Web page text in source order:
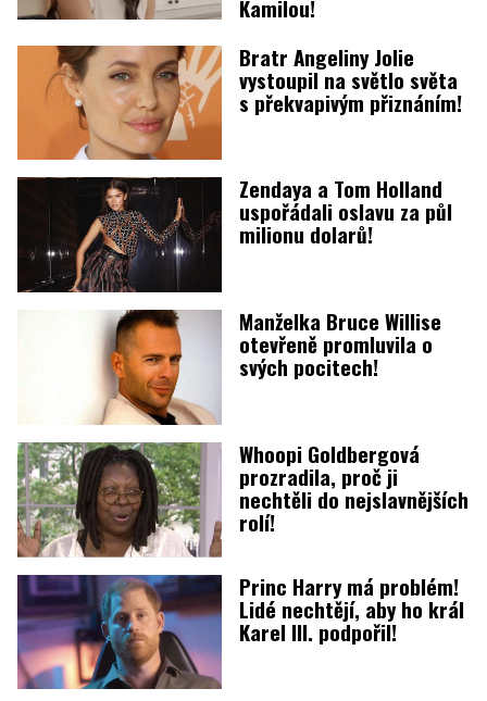
Kamilou!
Bratr Angeliny Jolie
vystoupil na světlo světa
s překvapivým přiznáním!
Zendaya a Tom Holland
uspořádali oslavu za půl
milionu dolarů!
Manželka Bruce Willise
otevřeně promluvila o
svých pocitech!
Whoopi Goldbergová
prozradila, proč ji
nechtěli do nejslavnějších
rolí!
Princ Harry má problém!
Lidé nechtějí, aby ho král
Karel III. podpořil!